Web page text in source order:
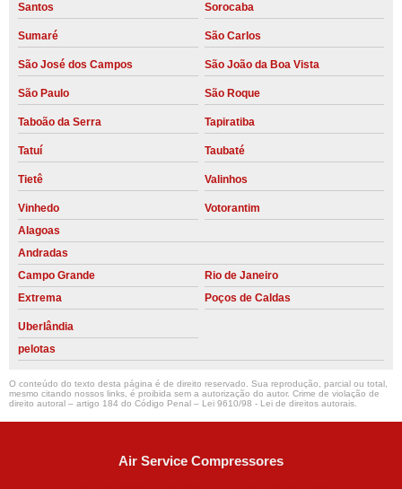
Santos Sorocaba
Sumaré São Carlos
São José dos Campos São João da Boa Vista
São Paulo São Roque
Taboão da Serra Tapiratiba
Tatuí Taubaté
Tietê Valinhos
Vinhedo
Votorantim
Alagoas
Andradas
Campo Grande
Rio de Janeiro
Extrema
Poços de Caldas
Uberlândia
pelotas
O conteúdo do texto desta página é de direito reservado. Sua reprodução, parcial ou total,
mesmo citando nossos links, é proibida sem a autorização do autor. Crime de violação de
direito autoral – artigo 184 do Código Penal – Lei 9610/98 - Lei de direitos autorais.
Air Service Compressores